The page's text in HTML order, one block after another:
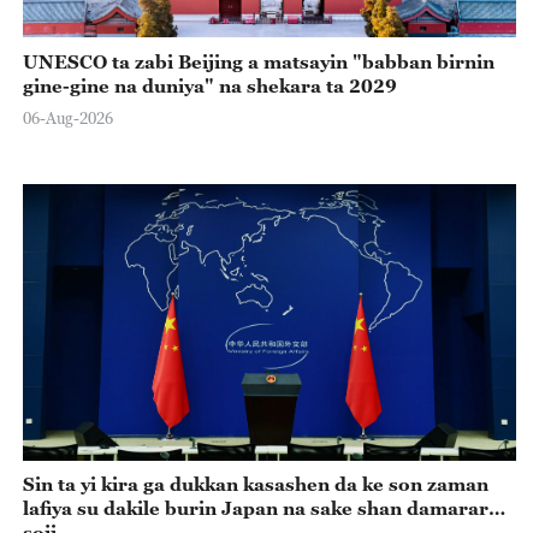
UNESCO ta zabi Beijing a matsayin "babban birnin
gine-gine na duniya" na shekara ta 2029
06-Aug-2026
Sin ta yi kira ga dukkan kasashen da ke son zaman
lafiya su dakile burin Japan na sake shan damarar